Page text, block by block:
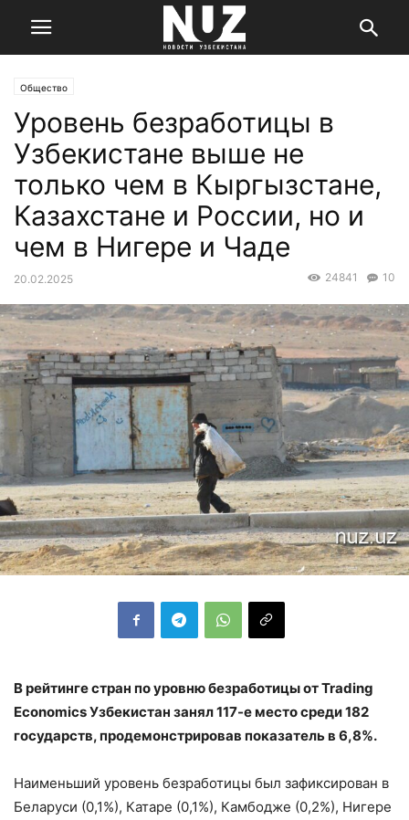
Общество
Уровень безработицы в
Узбекистане выше не
только чем в Кыргызстане,
Казахстане и России, но и
чем в Нигере и Чаде
20.02.2025 10
24841
В рейтинге стран по уровню безработицы от Trading
Economics Узбекистан занял 117-е место среди 182
государств, продемонстрировав показатель в 6,8%.
Наименьший уровень безработицы был зафиксирован в
Беларуси (0,1%), Катаре (0,1%), Камбодже (0,2%), Нигере